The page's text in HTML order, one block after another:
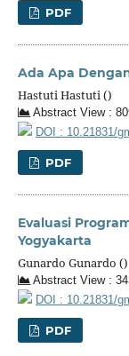
PDF
Ada Apa
Hastuti Hastuti ()
Abstract View :
DOI : 10.21831/
PDF
Evaluasi
Yogyakarta
Gunardo Gunardo ()
Abstract View :
DOI : 10.21831/
PDF